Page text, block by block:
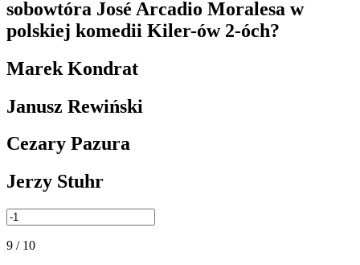
sobowtóra José Arcadio Moralesa w
polskiej komedii Kiler-ów 2-óch?
Marek Kondrat
Janusz Rewiński
Cezary Pazura
Jerzy Stuhr
9 / 10